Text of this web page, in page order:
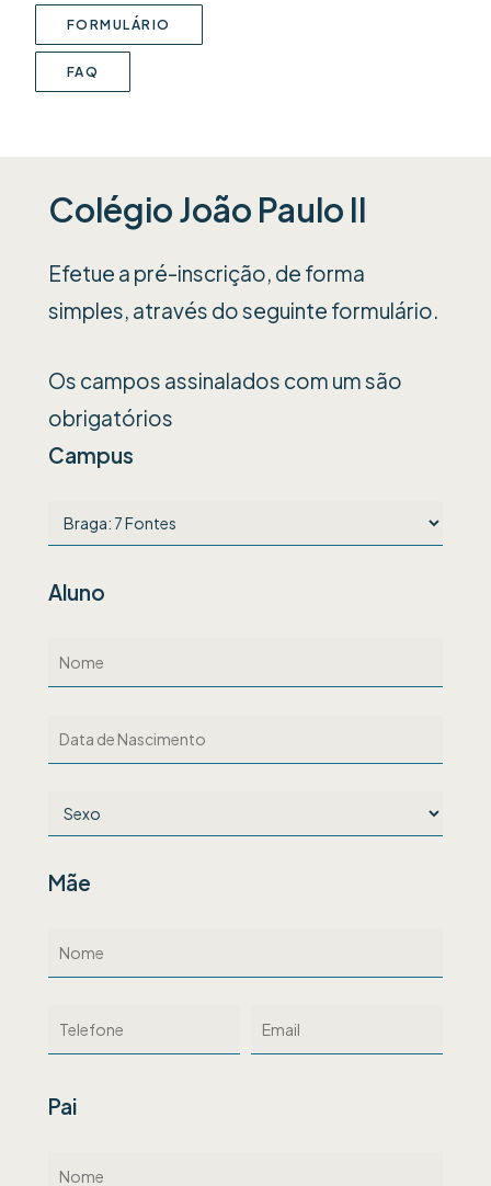
FORMULÁRIO
FAQ
Colégio João Paulo II
Efetue a pré-inscrição, de forma
simples, através do seguinte formulário.
Os campos assinalados com umsão
obrigatórios
Campus
Aluno
Mãe
Pai